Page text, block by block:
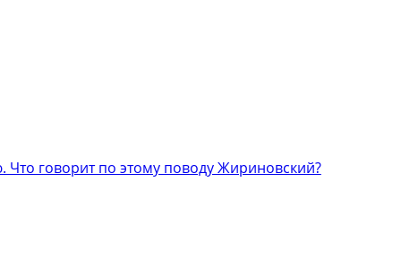
говорит по этому поводу Жириновский?